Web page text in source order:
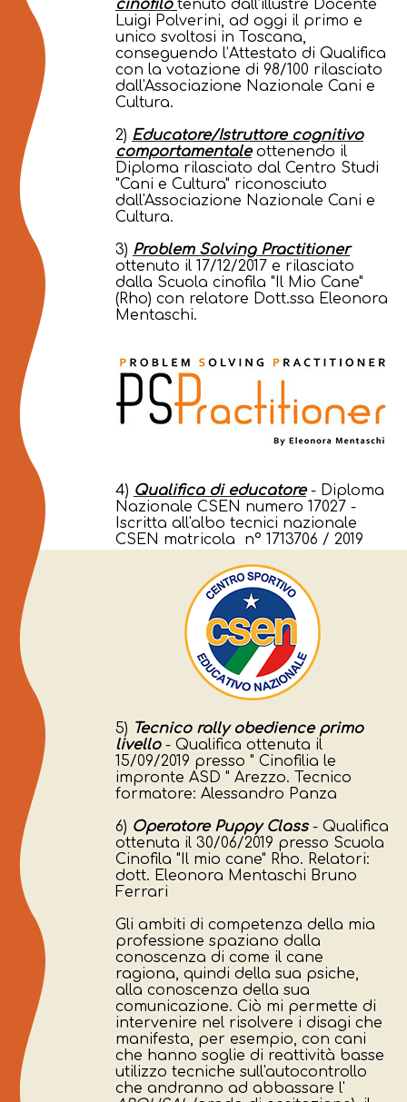
cinofilo tenuto dall’illustre Docente
Luigi Polverini, ad oggi il primo e
unico svoltosi in Toscana,
conseguendo l’Attestato di Qualifica
con la votazione di 98/100 rilasciato
dall'Associazione Nazionale Cani e
Cultura.
2) Educatore/Istruttore cognitivo
comportamentaleottenendo il
Diploma rilasciato dal Centro Studi
"Cani e Cultura" riconosciuto
dall'Associazione Nazionale Cani e
Cultura.
3) Problem Solving Practitioner
ottenuto il 17/12/2017 e rilasciato
dalla Scuola cinofila "Il Mio Cane"
(Rho) con relatore Dott.ssa Eleonora
Mentaschi.
4) Qualifica di educatore- Diploma
Nazionale CSEN numero 17027 -
Iscritta all'albo tecnici nazionale
CSEN matricola n° 1713706 / 2019
5) Tecnico rally obedience primo
livello- Qualifica ottenuta il
15/09/2019 presso " Cinofilia le
impronte ASD " Arezzo. Tecnico
formatore: Alessandro Panza
6) Operatore Puppy Class- Qualifica
ottenuta il 30/06/2019 presso Scuola
Cinofila "Il mio cane" Rho. Relatori:
dott. Eleonora Mentaschi Bruno
Ferrari
Gli ambiti di competenza della mia
professione spaziano dalla
conoscenza di come il cane
ragiona, quindi della sua psiche,
alla conoscenza della sua
comunicazione. Ciò mi permette di
intervenire nel risolvere i disagi che
manifesta, per esempio, con cani
che hanno soglie di reattività basse
utilizzo tecniche sull'autocontrollo
che andranno ad abbassare l'